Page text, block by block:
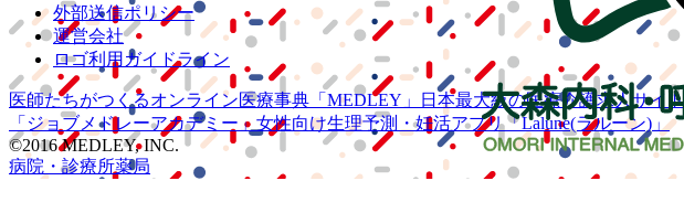
外部送信ポリシー
運営会社
ロゴ利用ガイドライン
医師たちがつくるオンライン医療事典 「MEDLEY」 日本最大級の医療介護求人サイト
「ジョブメドレーアカデミー」 女性向け生理予測・妊活アプリ「Lalune(ラルーン)」
©2016 MEDLEY, INC.
病院・診療所薬局